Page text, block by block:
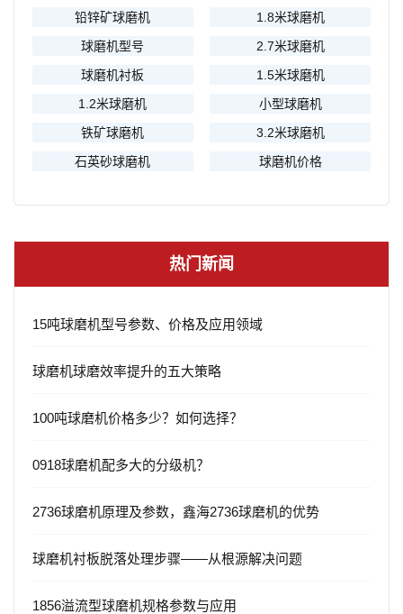
铅锌矿球磨机
1.8米球磨机
球磨机型号
2.7米球磨机
球磨机衬板
1.5米球磨机
1.2米球磨机
小型球磨机
铁矿球磨机
3.2米球磨机
石英砂球磨机
球磨机价格
热门新闻
15吨球磨机型号参数、价格及应用领域
球磨机球磨效率提升的五大策略
100吨球磨机价格多少？如何选择？
0918球磨机配多大的分级机？
2736球磨机原理及参数，鑫海2736球磨机的优势
球磨机衬板脱落处理步骤——从根源解决问题
1856溢流型球磨机规格参数与应用